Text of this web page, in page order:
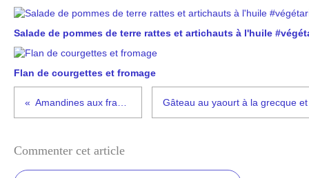
Salade de pommes de terre rattes et artichauts à l'huile
Flan de courgettes et fromage
Commenter cet article